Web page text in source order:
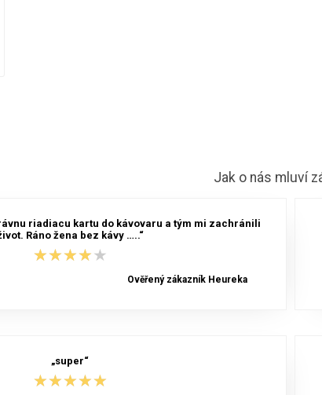
Jak o nás mluví
riadiacu kartu do kávovaru a tým mi zachránili
Ráno žena bez kávy …..“
★★★★★
★★★★★
Ověřený zákazník Heureka
„super“
★★★★★
★★★★★